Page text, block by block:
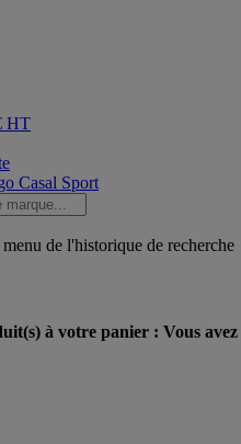
HT
de l'historique de recherche
à votre panier : Vous